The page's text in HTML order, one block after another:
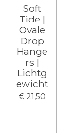
Soft
Tide |
Ovale
Drop
Hange
rs |
Lichtg
ewicht
€ 21,50